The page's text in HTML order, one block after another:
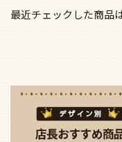
最近チェックした商品